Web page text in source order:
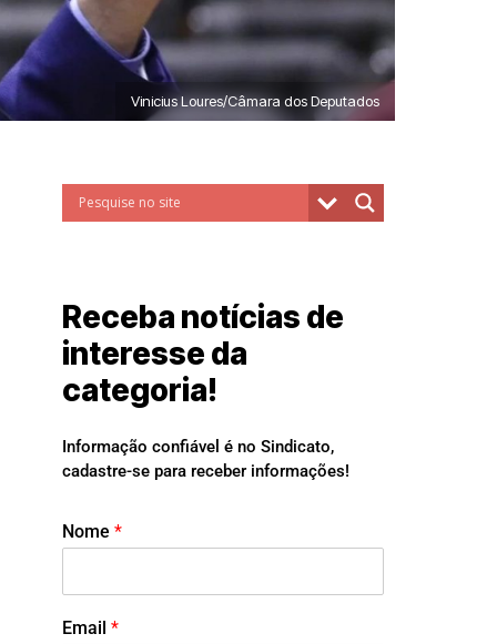
Vinicius Loures/Câmara dos Deputados
Receba notícias de
interesse da
categoria!
Informação confiável é no Sindicato,
cadastre-se para receber informações!
Nome *
Email *